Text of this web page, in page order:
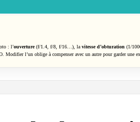
: l’ouverture(f/1.4, f/8, f/16…), la vitesse d’obturation (1/
l’un oblige à compenser avec un autre pour garder